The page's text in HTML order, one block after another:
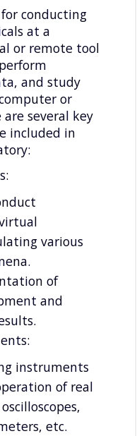
conducting
at a
or remote tool
and study
or
several key
included in
various
of
and
instruments
of real
etc.